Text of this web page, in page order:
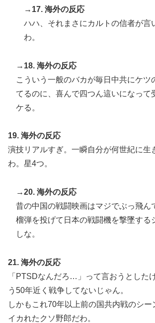
→17. 海外の反応
ハハ、それまさにカルトの信者が言
わ。
→18. 海外の反応
こういう一般のバカが毎日中共にケツ
てるのに、喜んで四つん這いになって
ケる。
19. 海外の反応
演技リアルすぎ。一瞬自分が何世紀に生
わ。星4つ。
→20. 海外の反応
昔の中国の戦闘映画はマジでぶっ飛ん
榴弾を投げて日本の戦闘機を撃墜する
しな。
21. 海外の反応
「PTSDなんだろ…」って言おうとした
う50年近く戦争してないじゃん。
しかもこれ70年以上前の国共内戦のシー
イカれたクソ野郎だわ。